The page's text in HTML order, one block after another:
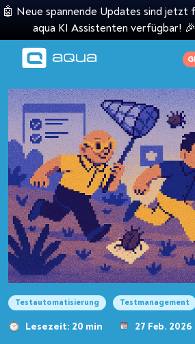
🤖 Neue spannende Updates sind jetzt
aqua KI Assistenten verfügbar! 🎉
Testautomatisierung Testmanagement
Lesezeit: 20 min 27 Feb. 2026